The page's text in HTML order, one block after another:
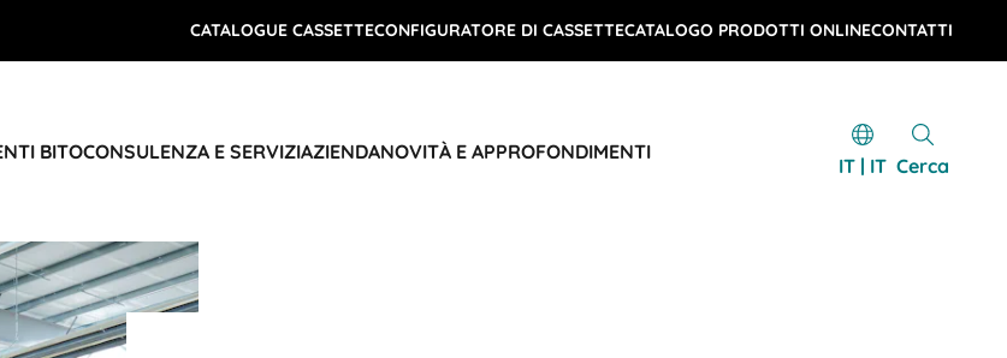
CATALOGUE CASSETTECONFIGURATORE DI CASSETTECATALOGO PRODOTTI ONLINECONTATTI
BITOCONSULENZA E SERVIZIAZIENDANOVITÀ E APPROFONDIMENTI
IT | IT Cerca